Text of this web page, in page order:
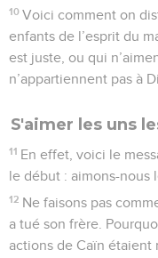
10 Voici comment on
enfants de l’esprit du
est juste, ou qui
n’appartiennent pas à
S'aimer les uns
11 En effet, voici le
le début : aimons-nous
12 Ne faisons pas
a tué son frère.
actions de Caïn étaient